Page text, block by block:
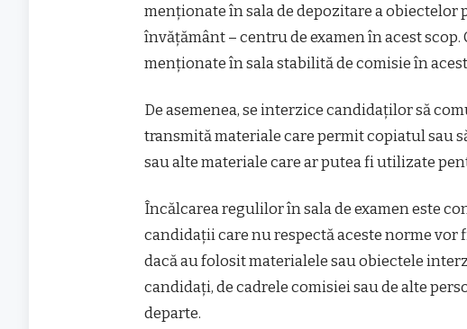
menționate în sala de depozitare a
învățământ – centru de examen în acest
menționate în sala stabilită de comisie în
De asemenea, se interzice candidaților să
transmită materiale care permit copiatul sau
sau alte materiale care ar putea fi utilizate
Încălcarea regulilor în sala de examen este
candidații care nu respectă aceste norme
dacă au folosit materialele sau obiectele
candidați, de cadrele comisiei sau de alte
departe.